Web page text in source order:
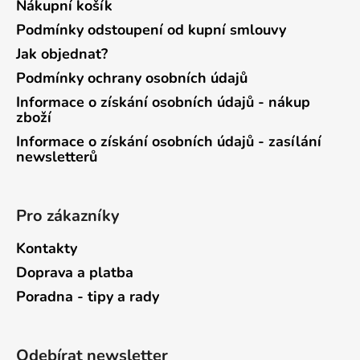
Nákupní košík
Podmínky odstoupení od kupní smlouvy
Jak objednat?
Podmínky ochrany osobních údajů
Informace o získání osobních údajů - nákup
zboží
Informace o získání osobních údajů - zasílání
newsletterů
Pro zákazníky
Kontakty
Doprava a platba
Poradna - tipy a rady